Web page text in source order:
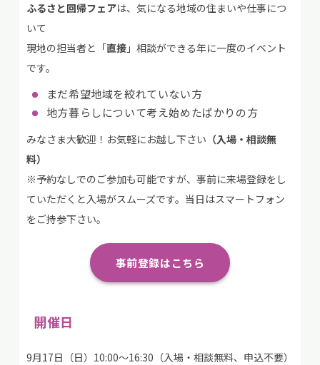
ふるさと回帰フェアは、気になる地域の住まいや仕事につ
いて
現地の担当者と「直接」相談ができる年に一度のイベント
です。
まだ希望地域を絞れていない方
地方暮らしについて考え始めたばかりの方
みなさま大歓迎！お気軽にお越し下さい （入場・相談無
料）
※予約なしでのご参加も可能ですが、事前に来場登録をし
ていただくと入場がスムーズです。当日はスマートフォン
をご持参下さい。
事前登録はこちら
開催日
9月17日（日）10:00～16:30（入場・相談無料、申込不要）